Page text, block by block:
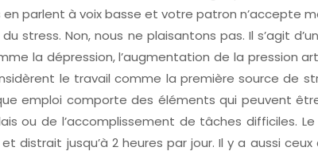
en parlent à voix basse et votre patron
stress. Non, nous ne plaisantons pas. Il s’agit
la dépression, l’augmentation de la pression
le travail comme la première source de
emploi comporte des éléments qui peuvent
ou de l’accomplissement de tâches difficiles.
distrait jusqu’à 2 heures par jour. Il y a aussi